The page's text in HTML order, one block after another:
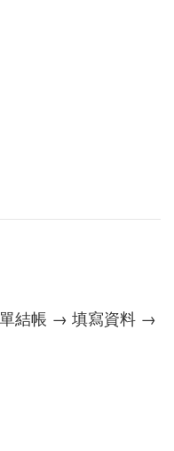
結帳 → 填寫資料 →